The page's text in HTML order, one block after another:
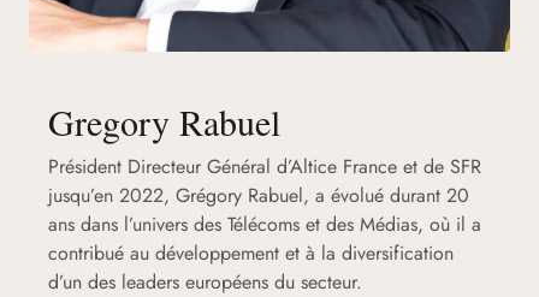
Gregory Rabuel
Président Directeur Général d’Altice France et de SFR
jusqu’en 2022, Grégory Rabuel, a évolué durant 20
ans dans l’univers des Télécoms et des Médias, où il a
contribué au développement et à la diversification
d’un des leaders européens du secteur.